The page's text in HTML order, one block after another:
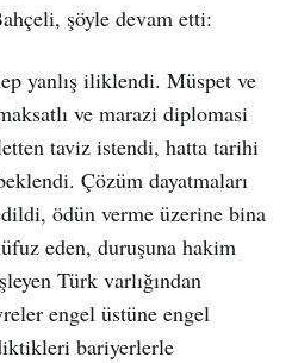
şöyle devam etti:
yanlış iliklendi. Müspet ve
ve marazi diplomasi
taviz istendi, hatta tarihi
Çözüm dayatmaları
ödün verme üzerine bina
eden, duruşuna hakim
Türk varlığından
engel üstüne engel
bariyerlerle